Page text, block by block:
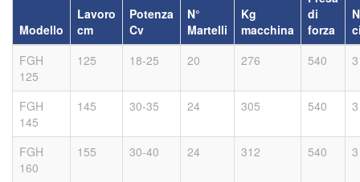
Modello
Lavoro
cm
Potenza
Cv
N°
Martelli
Kg
macchina
di
forza
FGH
125
125 18-25 20 276 540 3
FGH
145
145 30-35 24 305 540 3
FGH
160
155 30-40 24 312 540 3